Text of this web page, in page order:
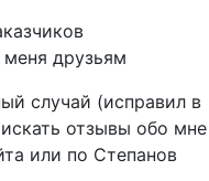
друзьям
случай (исправил в
отзывы обо мне
или по Степанов